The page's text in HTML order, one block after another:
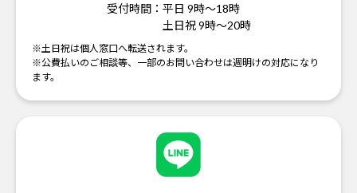
受付時間： 平日 9時～18時
土日祝 9時～20時
※土日祝は個人窓口へ転送されます。
※公費払いのご相談等、一部のお問い合わせは週明けの対応になり
ます。